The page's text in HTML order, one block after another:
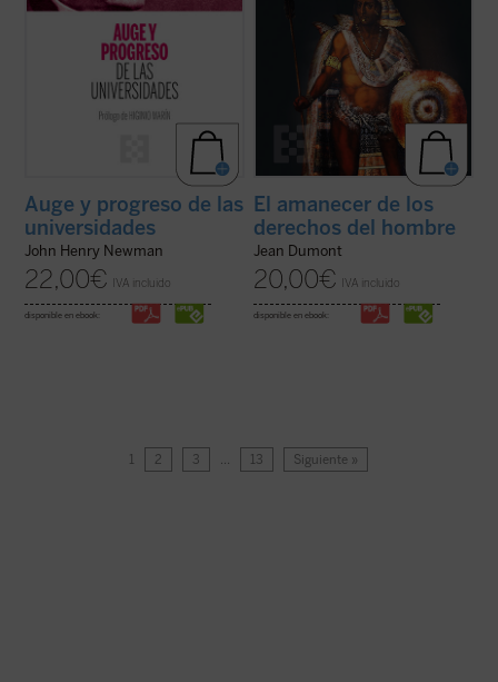
Auge y progreso de las
universidades
John Henry Newman
22,00€ IVA incluido
disponible en ebook:
El amanecer de los
derechos del hombre
Jean Dumont
20,00€ IVA incluido
disponible en ebook:
1 2 3 … 13 Siguiente »